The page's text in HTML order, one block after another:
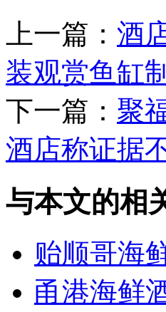
上一篇： 酒
装观赏鱼缸
下一篇： 聚
酒店称证据
与本文的相
贻顺哥海
甬港海鲜